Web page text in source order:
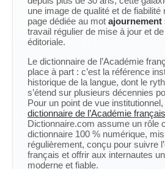
une image de qualité et de fiabilité
page dédiée au mot ajournement
travail régulier de mise à jour et
éditoriale.
Le dictionnaire de l’Académie
place à part : c’est la référence
historique de la langue, dont le
s’étend sur plusieurs décennies
Pour un point de vue
dictionnaire de l’Académie
Dictionnaire.com assume un rôle
dictionnaire 100 % numérique,
régulièrement, conçu pour suivre
français et offrir aux internautes
moderne et fiable.